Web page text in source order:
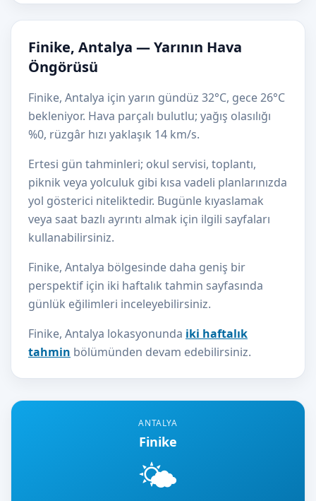
ANTALYA
Finike
🌤️
Finike, Antalya — Yarının Hava
Öngörüsü
Finike, Antalya için yarın gündüz 32°C, gece 26°C
bekleniyor. Hava parçalı bulutlu; yağış olasılığı
%0, rüzgâr hızı yaklaşık 14 km/s.
Ertesi gün tahminleri; okul servisi, toplantı,
piknik veya yolculuk gibi kısa vadeli planlarınızda
yol gösterici niteliktedir. Bugünle kıyaslamak
veya saat bazlı ayrıntı almak için ilgili sayfaları
kullanabilirsiniz.
Finike, Antalya bölgesinde daha geniş bir
perspektif için iki haftalık tahmin sayfasında
günlük eğilimleri inceleyebilirsiniz.
Finike, Antalya lokasyonunda iki haftalık
tahmin bölümünden devam edebilirsiniz.